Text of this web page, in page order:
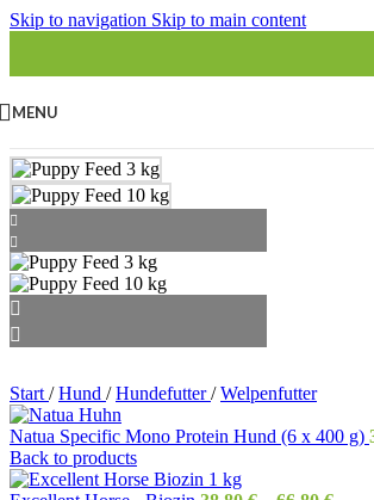
Skip to navigation Skip to main content
MENU
Start / Hund / Hundefutter/ Welpenfutter
Natua Specific Mono Protein Hund (6 x 400 g)
Back to products